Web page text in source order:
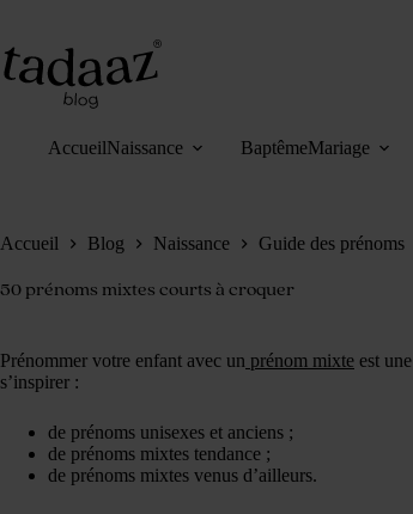
contenu
AccueilNaissance BaptêmeMariage
Accueil Blog Naissance Guide des prénoms
50 prénoms mixtes courts à croquer
Prénommer votre enfant avec un prénom mixte est une
s’inspirer :
de prénoms unisexes et anciens ;
de prénoms mixtes tendance ;
de prénoms mixtes venus d’ailleurs.